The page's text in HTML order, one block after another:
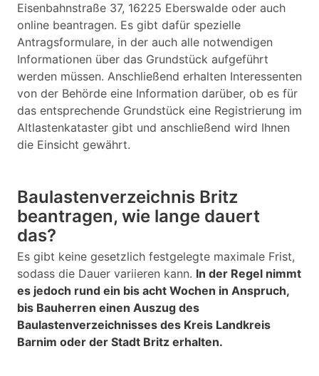
Eisenbahnstraße 37, 16225 Eberswalde oder auch
online beantragen. Es gibt dafür spezielle
Antragsformulare, in der auch alle notwendigen
Informationen über das Grundstück aufgeführt
werden müssen. Anschließend erhalten Interessenten
von der Behörde eine Information darüber, ob es für
das entsprechende Grundstück eine Registrierung im
Altlastenkataster gibt und anschließend wird Ihnen
die Einsicht gewährt.
Baulastenverzeichnis Britz
beantragen, wie lange dauert
das?
Es gibt keine gesetzlich festgelegte maximale Frist,
sodass die Dauer variieren kann. In der Regel nimmt
es jedoch rund ein bis acht Wochen in Anspruch,
bis Bauherren einen Auszug des
Baulastenverzeichnisses des Kreis Landkreis
Barnim oder der Stadt Britz erhalten.